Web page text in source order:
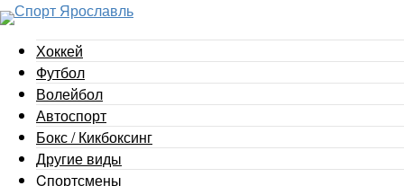
Хоккей
Футбол
Волейбол
Автоспорт
Бокс / Кикбоксинг
Другие виды
Cпортсмены